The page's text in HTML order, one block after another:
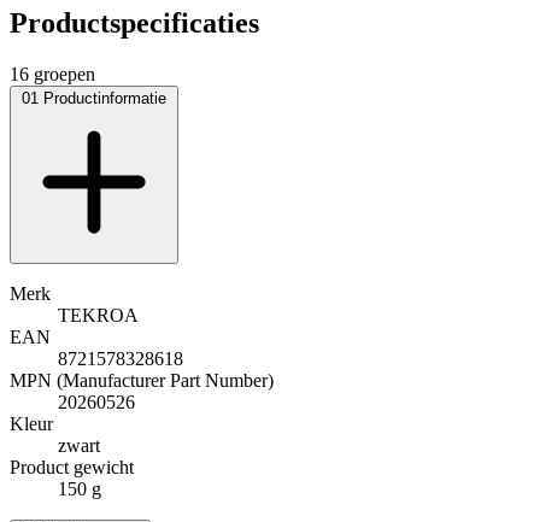
Productspecificaties
16 groepen
01 Productinformatie
Merk
TEKROA
EAN
8721578328618
MPN (Manufacturer Part Number)
20260526
Kleur
zwart
Product gewicht
150 g